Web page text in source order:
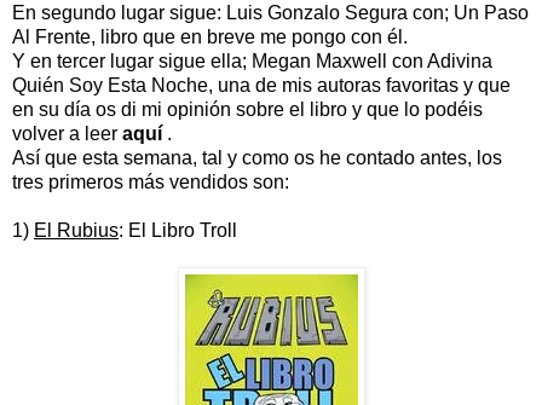
En segundo lugar sigue: Luis Gonzalo Segura con; Un Paso
Al Frente, libro que en breve me pongo con él.
Y en tercer lugar sigue ella; Megan Maxwell con Adivina
Quién Soy Esta Noche, una de mis autoras favoritas y que
en su día os di mi opinión sobre el libro y que lo podéis
volver a leer aquí .
Así que esta semana, tal y como os he contado antes, los
tres primeros más vendidos son:
1) El Rubius: El Libro Troll